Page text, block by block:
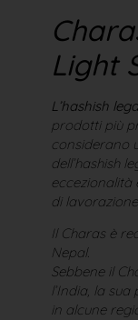
Light
L’hashish
prodotti più
considerano
dell’hashish
eccezionalità
di
Il Charas è
Nepal.
Sebbene il
l’India, la
in alcune